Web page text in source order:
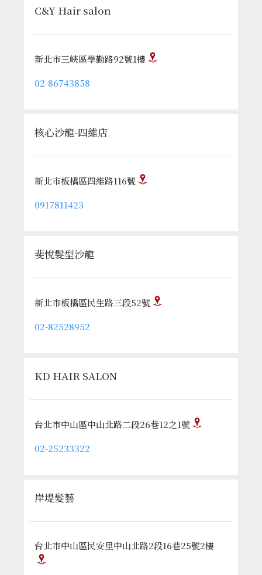
C&Y Hair salon
新北市三峽區學勤路92號1樓
02-86743858
核心沙龍-四維店
新北市板橋區四維路116號
0917811423
斐悅髮型沙龍
新北市板橋區民生路三段52號
02-82528952
KD HAIR SALON
台北市中山區中山北路二段26巷12之1號
02-25233322
岸堤髮藝
台北市中山區民安里中山北路2段16巷25號2樓